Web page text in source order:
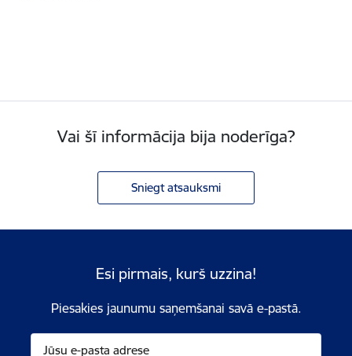
Vai šī informācija bija noderīga?
Sniegt atsauksmi
Esi pirmais, kurš uzzina!
Piesakies jaunumu saņemšanai savā e-pastā.